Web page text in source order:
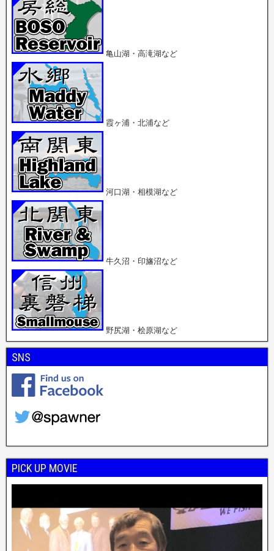
(
新
し
い
ウ
ィ
ン
ウ
で
開
き
ま
す
)
e
r
で
共
有
(
新
い
ウ
ィ
ン
ド
ウ
で
開
き
ま
す
)
e
+
で
有
(
新
い
ン
ド
ウ
で
開
き
ま
す
)
亀山湖・高滝湖など
霞ヶ浦・北浦など
河口湖・相模湖など
牛久沼・印旛沼など
野尻湖・桧原湖など
SNS
PICK UP MOVIE